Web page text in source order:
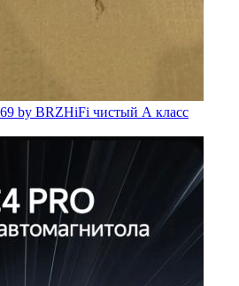
by BRZHiFi чистый А класс